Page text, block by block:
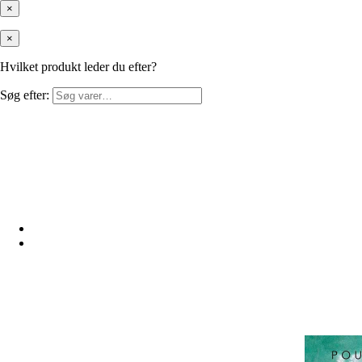
×
×
Hvilket produkt leder du efter?
Søg efter: